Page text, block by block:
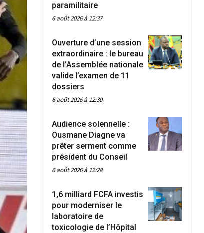
paramilitaire
6 août 2026 à 12:37
Ouverture d’une session
extraordinaire : le bureau
de l’Assemblée nationale
valide l’examen de 11
dossiers
6 août 2026 à 12:30
Audience solennelle :
Ousmane Diagne va
prêter serment comme
président du Conseil
6 août 2026 à 12:28
1,6 milliard FCFA investis
pour moderniser le
laboratoire de
toxicologie de l’Hôpital